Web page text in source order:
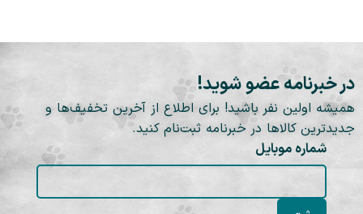
در خبرنامه عضو شوید!
همیشه اولین نفر باشید! برای اطلاع از آخرین تخفیف‌ها و
جدیدترین کالاها در خبرنامه ثبت‌نام کنید.
شماره موبایل